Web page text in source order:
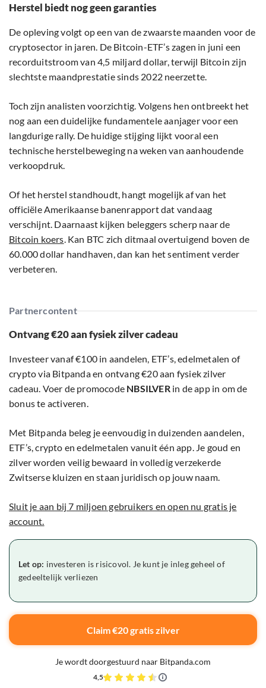
Herstel biedt nog geen garanties
De opleving volgt op een van de zwaarste maanden voor de
cryptosector in jaren. De Bitcoin-ETF’s zagen in juni een
recorduitstroom van 4,5 miljard dollar, terwijl Bitcoin zijn
slechtste maandprestatie sinds 2022 neerzette.
Toch zijn analisten voorzichtig. Volgens hen ontbreekt het
nog aan een duidelijke fundamentele aanjager voor een
langdurige rally. De huidige stijging lijkt vooral een
technische herstelbeweging na weken van aanhoudende
verkoopdruk.
Of het herstel standhoudt, hangt mogelijk af van het
officiële Amerikaanse banenrapport dat vandaag
verschijnt. Daarnaast kijken beleggers scherp naar de
Bitcoin koers. Kan BTC zich ditmaal overtuigend boven de
60.000 dollar handhaven, dan kan het sentiment verder
verbeteren.
Partnercontent
Ontvang €20 aan fysiek zilver cadeau
Investeer vanaf €100 in aandelen, ETF’s, edelmetalen of
crypto via Bitpanda en ontvang €20 aan fysiek zilver
cadeau. Voer de promocode NBSILVERin de app in om de
bonus te activeren.
Met Bitpanda beleg je eenvoudig in duizenden aandelen,
ETF’s, crypto en edelmetalen vanuit één app. Je goud en
zilver worden veilig bewaard in volledig verzekerde
Zwitserse kluizen en staan juridisch op jouw naam.
Sluit je aan bij 7 miljoen gebruikers en open nu gratis je
account.
Let op: investeren is risicovol. Je kunt je inleg geheel of
gedeeltelijk verliezen
Claim €20 gratis zilver
Je wordt doorgestuurd naar Bitpanda.com
4,5